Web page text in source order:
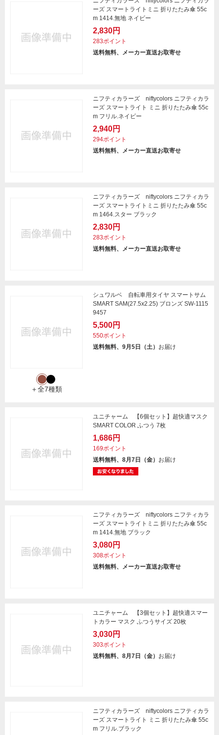
ーズ スマートライトミニ 折りたたみ傘 55c
m 1414.無地 ネイビー
2,830円
283ポイント
送料無料、メーカー直送お取寄せ
ニフティカラーズ niftycolors ニフティカラ
ーズ スマートライト ミニ 折りたたみ傘 55c
m フリル.ネイビー
2,940円
294ポイント
送料無料、メーカー直送お取寄せ
ニフティカラーズ niftycolors ニフティカラ
ーズ スマートライトミニ 折りたたみ傘 55c
m 1464.スター ブラック
2,830円
283ポイント
送料無料、メーカー直送お取寄せ
＋全7種類
シュワルベ 自転車用タイヤ スマートサム
SMART SAM(27.5x2.25) ブロンズ SW-1115
9457
5,500円
550ポイント
送料無料、9月5日（土） お届け
ユニチャーム 【6個セット】超快適マスク
SMART COLOR ふつう 7枚
1,686円
169ポイント
送料無料、8月7日（金） お届け
ニフティカラーズ niftycolors ニフティカラ
ーズ スマートライトミニ 折りたたみ傘 55c
m 1414.無地 ブラック
3,080円
308ポイント
送料無料、メーカー直送お取寄せ
ユニチャーム 【3個セット】超快適スマー
トカラー マスク ふつうサイズ 20枚
3,030円
303ポイント
送料無料、8月7日（金） お届け
ニフティカラーズ niftycolors ニフティカラ
ーズ スマートライト ミニ 折りたたみ傘 55c
m フリル.ブラック